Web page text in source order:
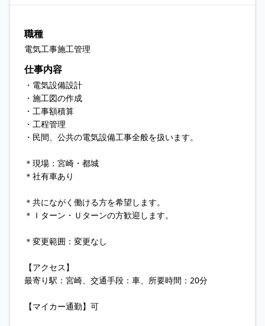
職種
電気工事施工管理
仕事内容
・電気設備設計
・施工図の作成
・工事額積算
・工程管理
・民間、公共の電気設備工事全般を扱います。
＊現場：宮崎・都城
＊社有車あり
＊共にながく働ける方を希望します。
＊Ｉターン・Ｕターンの方歓迎します。
＊変更範囲：変更なし
【アクセス】
最寄り駅：宮崎、交通手段：車、所要時間：20分
【マイカー通勤】可